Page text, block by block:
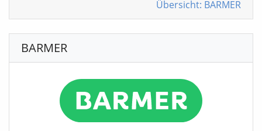
Übersicht: BARMER
BARMER